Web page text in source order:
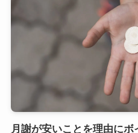
月謝が安いことを理由に